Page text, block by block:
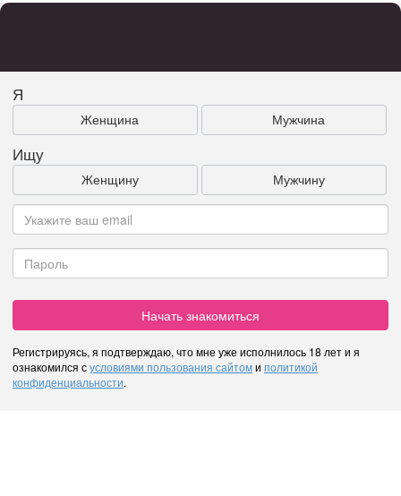
Я
Женщина Мужчина
Ищу
Женщину Мужчину
Начать знакомиться
Регистрируясь, я подтверждаю, что мне уже исполнилось 18 лет и я
ознакомился сусловиями пользования сайтоми политикой
конфиденциальности.